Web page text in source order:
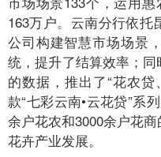
163万户。云南分行依托
公司构建智慧市场场景
统，提升了结算效率；
的数据，推出了“花农
款“七彩云南•云花贷”系
余户花农和3000余户花
花卉产业发展。